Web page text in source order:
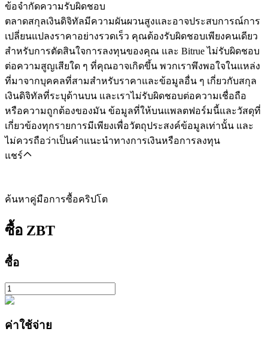
ข้อจำกัดความรับผิดชอบ
ตลาดสกุลเงินดิจิทัลมีความผันผวนสูงและอาจประสบการณ์การ
เปลี่ยนแปลงราคาอย่างรวดเร็ว คุณต้องรับผิดชอบเพียงคนเดียว
สำหรับการตัดสินใจการลงทุนของคุณ และ Bitrue ไม่รับผิดชอบ
ต่อความสูญเสียใด ๆ ที่คุณอาจเกิดขึ้น พวกเราพึงพอใจในแหล่ง
ที่มาจากบุคคลที่สามสำหรับราคาและข้อมูลอื่น ๆ เกี่ยวกับสกุล
เงินดิจิทัลที่ระบุด้านบน และเราไม่รับผิดชอบต่อความเชื่อถือ
หรือความถูกต้องของมัน ข้อมูลที่ให้บนแพลตฟอร์มนี้และวัสดุที่
เกี่ยวข้องทุกรายการมีเพียงเพื่อวัตถุประสงค์ข้อมูลเท่านั้น และ
ไม่ควรถือว่าเป็นคำแนะนำทางการเงินหรือการลงทุน
แชร์
ค้นหาคู่มือการซื้อคริปโต
ซื้อ ZBT
ซื้อ
ค่าใช้จ่าย